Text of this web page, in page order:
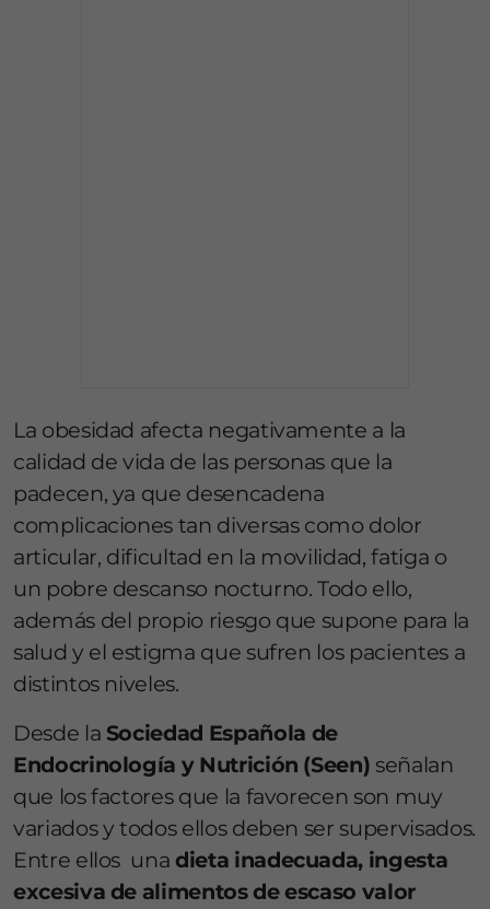
La obesidad afecta negativamente a la
calidad de vida de las personas que la
padecen, ya que desencadena
complicaciones tan diversas como dolor
articular, dificultad en la movilidad, fatiga o
un pobre descanso nocturno. Todo ello,
además del propio riesgo que supone para la
salud y el estigma que sufren los pacientes a
distintos niveles.
Desde la Sociedad Española de
Endocrinología y Nutrición (Seen) señalan
que los factores que la favorecen son muy
variados y todos ellos deben ser supervisados.
Entre ellos unadieta inadecuada, ingesta
excesiva de alimentos de escaso valor